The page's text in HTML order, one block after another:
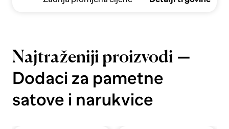
Najtraženiji proizvodi —
Dodaci za pametne
satove i narukvice